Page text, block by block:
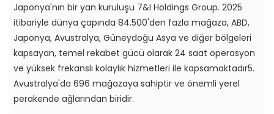
Japonya'nın bir yan kuruluşu 7&I Holdings Group. 2025
itibariyle dünya çapında 84.500'den fazla mağaza, ABD,
Japonya, Avustralya, Güneydoğu Asya ve diğer bölgeleri
kapsayan, temel rekabet gücü olarak 24 saat operasyon
ve yüksek frekanslı kolaylık hizmetleri ile kapsamaktadır5.
Avustralya'da 696 mağazaya sahiptir ve önemli yerel
perakende ağlarından biridir.